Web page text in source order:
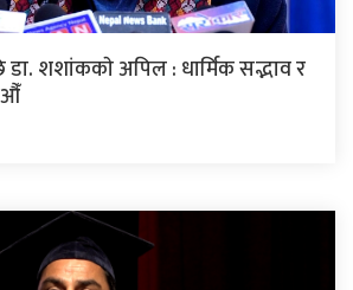
डा. शशांककाे अपिल : धार्मिक सद्भाव र